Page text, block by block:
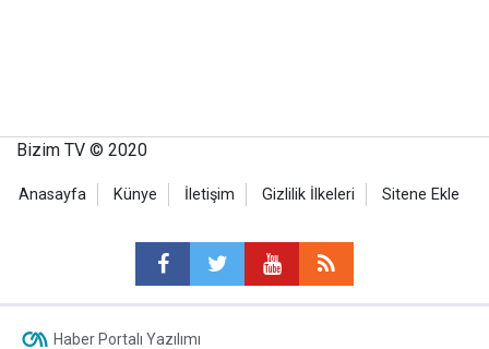
Bizim TV © 2020
Anasayfa Künye İletişim Gizlilik İlkeleri Sitene Ekle
Haber Portalı Yazılımı